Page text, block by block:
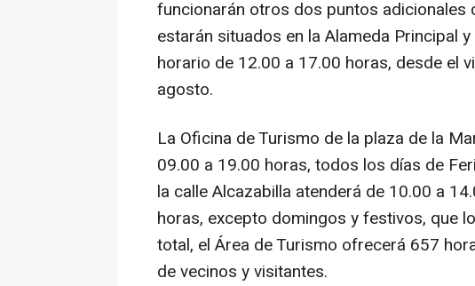
funcionarán otros dos puntos adicionales
estarán situados en la Alameda Principal
horario de 12.00 a 17.00 horas, desde el
agosto.
La Oficina de Turismo de la plaza de la
09.00 a 19.00 horas, todos los días de
la calle Alcazabilla atenderá de 10.00 a
horas, excepto domingos y festivos, que
total, el Área de Turismo ofrecerá 657
de vecinos y visitantes.